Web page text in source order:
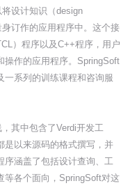
设计知识（design
订作的应用程序中。这个接
）程序以及C++程序，用户
操作的应用程序。SpringSoft
一系列的训练课程和咨询服
其中包含了Verdi开发工
是以来源码的格式撰写，并
序涵盖了包括设计查询、工
等各个面向，SpringSoft对这